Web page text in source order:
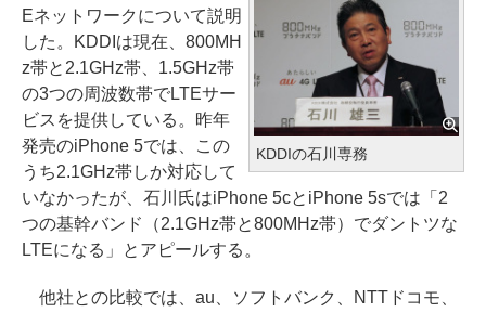
KDDIの石川専務
Eネットワークについて説明
した。KDDIは現在、800MH
z帯と2.1GHz帯、1.5GHz帯
の3つの周波数帯でLTEサー
ビスを提供している。昨年
発売のiPhone 5では、この
うち2.1GHz帯しか対応して
いなかったが、石川氏はiPhone 5cとiPhone 5sでは「2
つの基幹バンド（2.1GHz帯と800MHz帯）でダントツな
LTEになる」とアピールする。
他社との比較では、au、ソフトバンク、NTTドコモ、